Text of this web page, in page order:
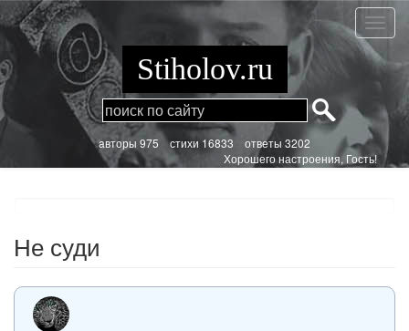
Перейти
к
основному
содержанию
Не
суди
Stiholov.ru
aвторы 975стихи 16833 ответы 3202
Хорошего настроения, Гость!
Не суди